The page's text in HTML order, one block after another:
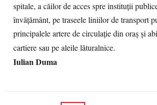
spitale, a căilor de acces spre instituții
învățământ, pe traseele liniilor de transport
principalele artere de circulație din oraș și
cartiere sau pe aleile lăturalnice.
Iulian Duma